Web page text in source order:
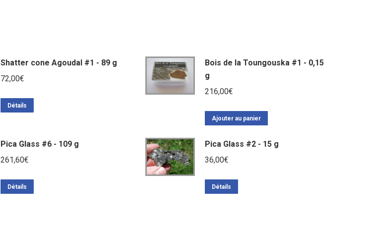
Shatter cone Agoudal #1 - 89 g
72,00€
Détails
Bois de la Toungouska #1 - 0,15
g
216,00€
Ajouter au panier
Pica Glass #6 - 109 g
261,60€
Détails
Pica Glass #2 - 15 g
36,00€
Détails